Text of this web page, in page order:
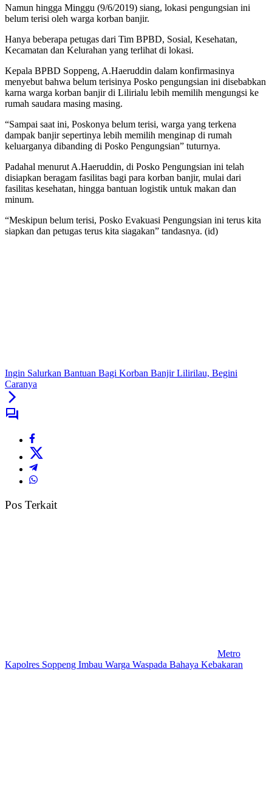
Namun hingga Minggu (9/6/2019) siang, lokasi pengungsian ini
belum terisi oleh warga korban banjir.
Hanya beberapa petugas dari Tim BPBD, Sosial, Kesehatan,
Kecamatan dan Kelurahan yang terlihat di lokasi.
Kepala BPBD Soppeng, A.Haeruddin dalam konfirmasinya
menyebut bahwa belum terisinya Posko pengungsian ini disebabkan
karna warga korban banjir di Lilirialu lebih memilih mengungsi ke
rumah saudara masing masing.
“Sampai saat ini, Poskonya belum terisi, warga yang terkena
dampak banjir sepertinya lebih memilih menginap di rumah
keluarganya dibanding di Posko Pengungsian” tuturnya.
Padahal menurut A.Haeruddin, di Posko Pengungsian ini telah
disiapkan beragam fasilitas bagi para korban banjir, mulai dari
fasilitas kesehatan, hingga bantuan logistik untuk makan dan
minum.
“Meskipun belum terisi, Posko Evakuasi Pengungsian ini terus kita
siapkan dan petugas terus kita siagakan” tandasnya. (id)
Ingin Salurkan Bantuan Bagi Korban Banjir Lilirilau, Begini
Caranya
Pos Terkait
Metro
Kapolres Soppeng Imbau Warga Waspada Bahaya Kebakaran